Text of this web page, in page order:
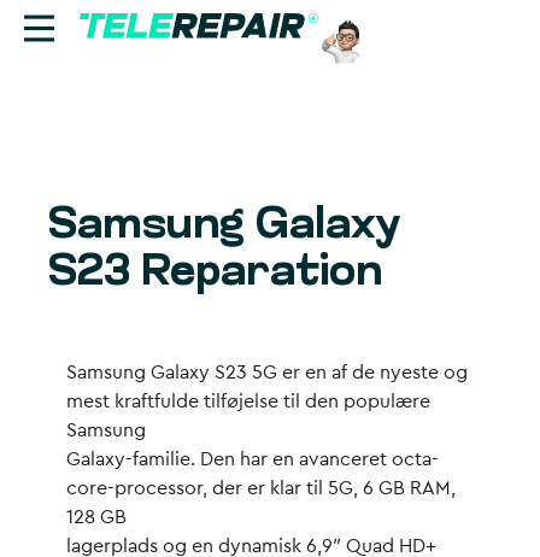
Find butik
Ring til os:
+45 70 60 55 90
Samsung Galaxy
S23 Reparation
Samsung Galaxy S23 5G er en af de nyeste og
mest kraftfulde tilføjelse til den populære
Samsung
Galaxy-familie. Den har en avanceret octa-
core-processor, der er klar til 5G, 6 GB RAM,
128 GB
lagerplads og en dynamisk 6,9″ Quad HD+